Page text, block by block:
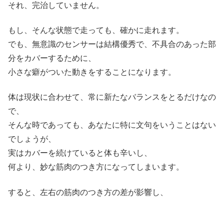
それ、完治していません。
もし、そんな状態で走っても、確かに走れます。
でも、無意識のセンサーは結構優秀で、不具合のあった部
分をカバーするために、
小さな癖がついた動きをすることになります。
体は現状に合わせて、常に新たなバランスをとるだけなの
で、
そんな時であっても、あなたに特に文句をいうことはない
でしょうが、
実はカバーを続けていると体も辛いし、
何より、妙な筋肉のつき方になってしまいます。
すると、左右の筋肉のつき方の差が影響し、